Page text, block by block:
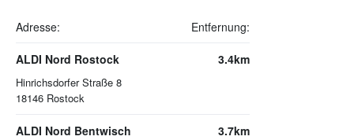
Adresse: Entfernung:
ALDI Nord Rostock
Hinrichsdorfer Straße 8
18146 Rostock
3.4km
ALDI Nord Bentwisch 3.7km